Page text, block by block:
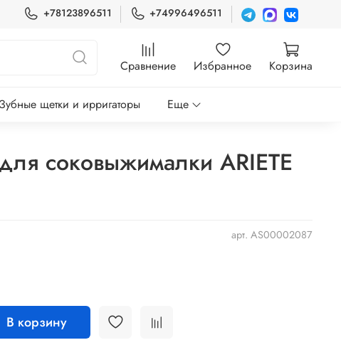
+78123896511 +74996496511
Сравнение Избранное Корзина
Зубные щетки и ирригаторы Еще
арт. AS00002087
соковыжималки ARIETE
В корзину